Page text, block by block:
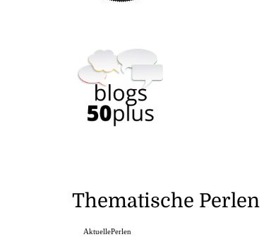
Thematische Perlen
AktuellePerlen